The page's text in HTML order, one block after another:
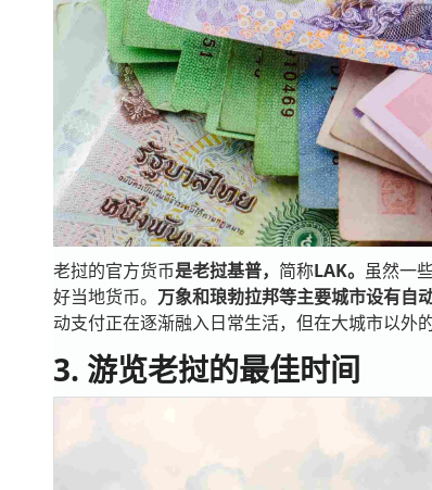
老挝的官方货币是老挝基普， 简称LAK。 虽然一
好当地货币。 万象和琅勃拉邦等主要城市设有自
动支付正在逐渐融入日常生活，但在大城市以外
3. 游览老挝的最佳时间